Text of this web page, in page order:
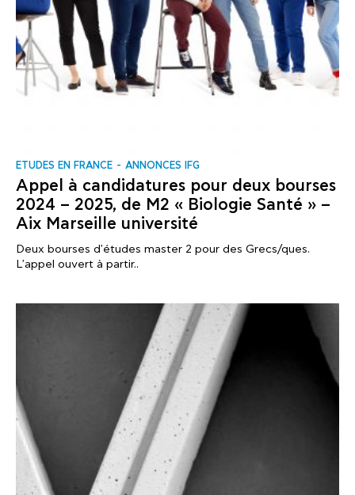
ΕTUDES EN FRANCE ANNONCES IFG
Αppel à candidatures pour deux bourses
2024 – 2025, de M2 « Biologie Santé » –
Aix Marseille université
Deux bourses d'études master 2 pour des Grecs/ques.
L'appel ouvert à partir..